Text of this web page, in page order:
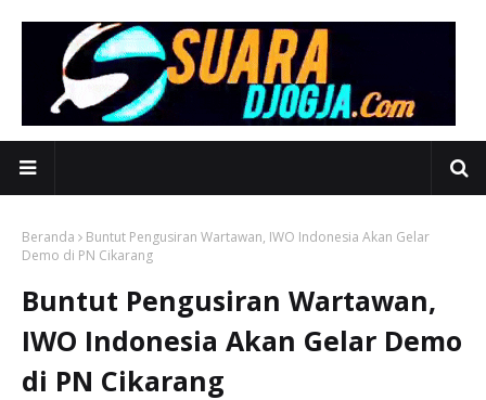
Beranda
Buntut Pengusiran Wartawan, IWO Indonesia Akan Gelar
Demo di PN Cikarang
Buntut Pengusiran Wartawan,
IWO Indonesia Akan Gelar Demo
di PN Cikarang